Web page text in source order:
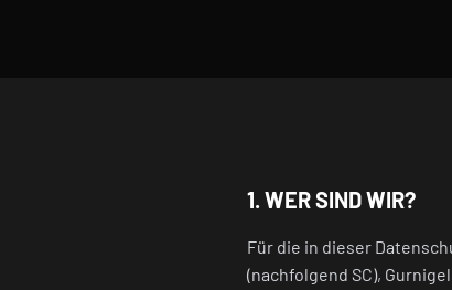
1. WER SIND WIR?
Für die in dieser
(nachfolgend SC),